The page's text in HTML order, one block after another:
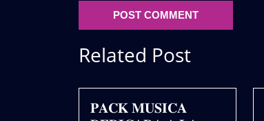
Related Post
𝐏𝐀𝐂𝐊 𝐌𝐔𝐒𝐈𝐂𝐀